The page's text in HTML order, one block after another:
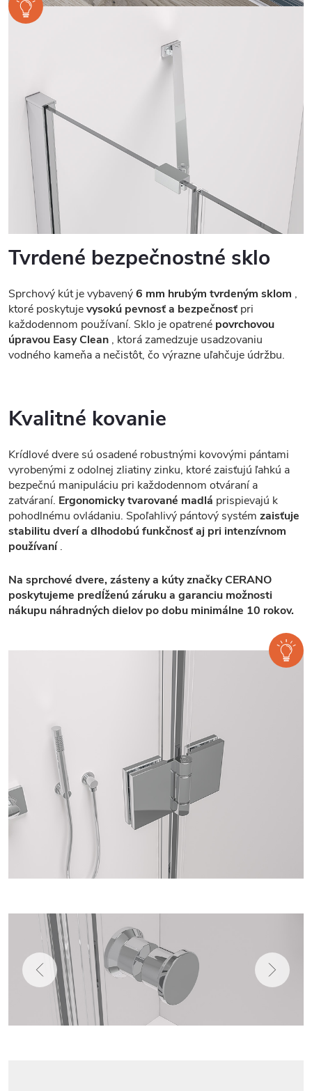
Tvrdené bezpečnostné sklo
Sprchový kút je vybavený6 mm hrubým tvrdeným sklom ,
ktoré poskytujevysokú pevnosť a bezpečnosť pri
každodennom používaní. Sklo je opatrené povrchovou
úpravou Easy Clean , ktorá zamedzuje usadzovaniu
vodného kameňa a nečistôt, čo výrazne uľahčuje údržbu.
Kvalitné kovanie
Krídlové dvere sú osadené robustnými kovovými pántami
vyrobenými z odolnej zliatiny zinku, ktoré zaisťujú ľahkú a
bezpečnú manipuláciu pri každodennom otváraní a
zatváraní. Ergonomicky tvarované madlá prispievajú k
pohodlnému ovládaniu. Spoľahlivý pántový systém zaisťuje
stabilitu dverí a dlhodobú funkčnosť aj pri intenzívnom
používaní.
Na sprchové dvere, zásteny a kúty značky CERANO
poskytujeme predĺženú záruku a garanciu možnosti
nákupu náhradných dielov po dobu minimálne 10 rokov.